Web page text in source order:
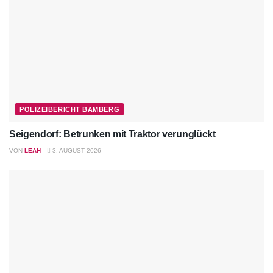
POLIZEIBERICHT BAMBERG
Seigendorf: Betrunken mit Traktor verunglückt
VON LEAH 3. AUGUST 2026